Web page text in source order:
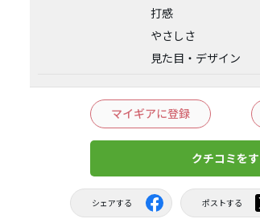
打感
やさしさ
見た目・デザイン
マイギアに登録
クチコミを
シェアする ポストする